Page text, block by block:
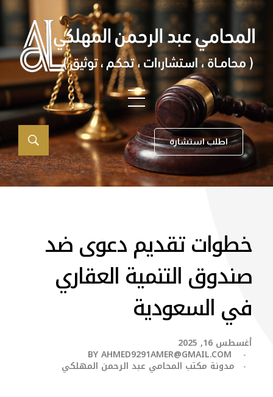
اطلب استشارة
خطوات تقديم دعوى ضد
صندوق التنمية العقاري
في السعودية
أغسطس 16, 2025
BYAHMED9291AMER@GMAIL.COM
مدونة مكتب المحامي عبد الرحمن المهلكي